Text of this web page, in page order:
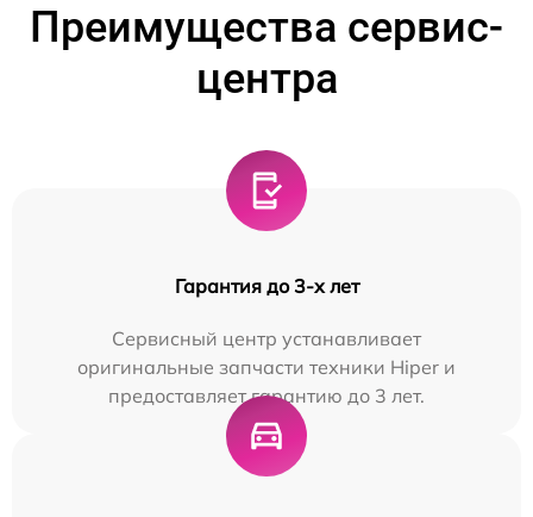
Преимущества сервис-
центра
Гарантия до 3-х лет
Сервисный центр устанавливает
оригинальные запчасти техники Hiper и
предоставляет гарантию до 3 лет.